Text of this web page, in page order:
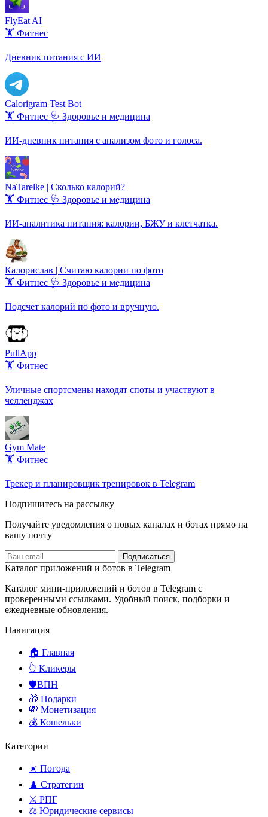
FlyEat AI
🏋️ Фитнес
Дневник питания с ИИ
Calorigram Test Bot
🏋️ Фитнес 🩺 Здоровье и медицина
ИИ-дневник питания с анализом фото и голоса.
NaTarelke | Сколько калорий?
🏋️ Фитнес 🩺 Здоровье и медицина
ИИ-аналитика питания: калории, БЖУ и клетчатка.
Калорислав | Считаю калории по фото
🏋️ Фитнес 🩺 Здоровье и медицина
Подсчет калорий по фото и вручную.
PullApp
🏋️ Фитнес
Уличные спортсмены находят споты и участвуют в
челленджах
Gym Mate
🏋️ Фитнес
Трекер и планировщик тренировок в Telegram
Подпишитесь на рассылку
Получайте уведомления о новых каналах и ботаx прямо на
вашу почту
Подписаться
Каталог приложений и ботов в Telegram
Каталог мини-приложений и ботов в Telegram с
проверенными ссылками. Удобный поиск, подборки и
ежедневные обновления.
Навигация
🏠 Главная
👆 Кликеры
🛡️ВПН
🎁 Подарки
💸 Монетизация
💰 Кошельки
Категории
☀️ Погода
♟️ Стратегии
⚔️ РПГ
⚖️ Юридические сервисы